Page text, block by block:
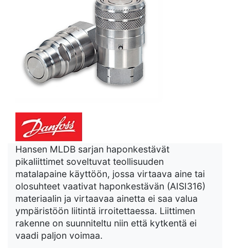
Hansen MLDB sarjan haponkestävät
pikaliittimet soveltuvat teollisuuden
matalapaine käyttöön, jossa virtaava aine tai
olosuhteet vaativat haponkestävän (AISI316)
materiaalin ja virtaavaa ainetta ei saa valua
ympäristöön liitintä irroitettaessa. Liittimen
rakenne on suunniteltu niin että kytkentä ei
vaadi paljon voimaa.